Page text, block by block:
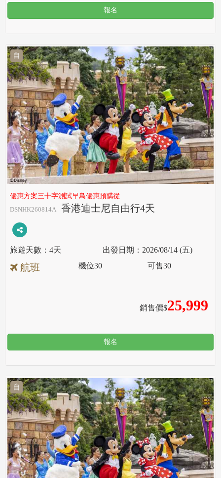
報名
自
優惠方案三十字測試早鳥優惠預購從
DSNHK260814A
香港迪士尼自由行4天
4天 2026/08/14 (五)
航班
銷售價$25,999
機位30 可售30
報名
自